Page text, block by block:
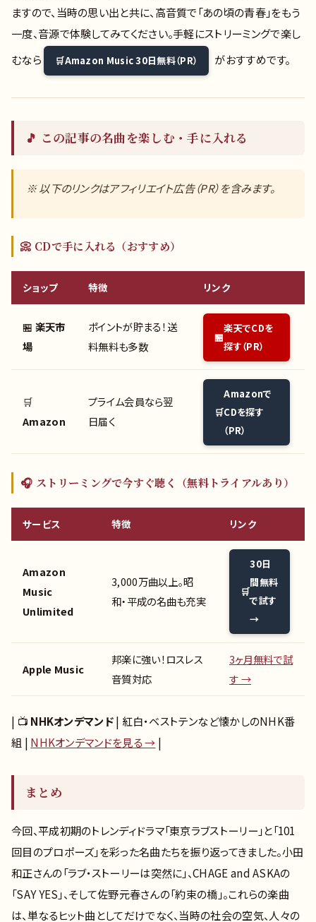
ますので、当時の思い出と共に、高音質で「あの頃の青春」をもう
一度、音源で体験してみてください。手軽にストリーミングで楽し
むなら
Amazon Music 30日無料（PR） がおすすめです。
🎵 この記事の名曲を楽しむ・手に入れる
※ 以下のリンクはアフィリエイト広告（PR）を含みます。
📀 CDで手に入れる（おすすめ）
ショップ 特徴 リンク
🏪 楽天市
場
ポイントが貯まる！送
料無料も多数
楽天でCDを
探す（PR）
🛒
Amazon
プライム会員なら翌
日届く
Amazonで
CDを探す
（PR）
🎧 ストリーミングで今すぐ聴く（無料トライアルあり）
サービス 特徴 リンク
Amazon
Music
Unlimited
3,000万曲以上。昭
和・平成の名曲も充実
30日
間無料
で試す
→
Apple Music
邦楽に強い！ロスレス
音質対応
3ヶ月無料で試
す →
| 📺 NHKオンデマンド| 紅白・ベストテンなど懐かしのNHK番
組 | NHKオンデマンドを見る → |
まとめ
今回、平成初期のトレンディドラマ「東京ラブストーリー」と「101
回目のプロポーズ」を彩った名曲たちを振り返ってきました。小田
和正さんの「ラブ・ストーリーは突然に」、CHAGE and ASKAの
「SAY YES」、そして佐野元春さんの「約束の橋」。これらの楽曲
は、単なるヒット曲としてだけでなく、当時の社会の空気、人々の